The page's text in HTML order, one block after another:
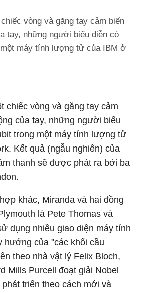
vòng và găng tay cảm biến
tay, những người biểu diễn có
máy tính lượng tử của IBM ở
chiếc vòng và găng tay cảm
của tay, những người biểu
trong một máy tính lượng tử
Kết quả (ngẫu nghiên) của
thanh sẽ được phát ra bởi ba
khác, Miranda và hai đồng
là Pete Thomas và
dụng nhiều giao diện máy tính
hướng của "các khối cầu
theo nhà vật lý Felix Bloch,
Mills Purcell đoạt giải Nobel
triển theo cách mới và